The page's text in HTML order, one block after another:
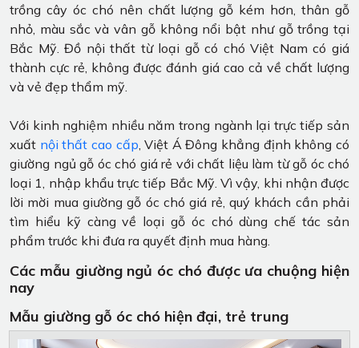
trồng cây óc chó nên chất lượng gỗ kém hơn, thân gỗ
nhỏ, màu sắc và vân gỗ không nổi bật như gỗ trồng tại
Bắc Mỹ. Đồ nội thất từ loại gỗ có chó Việt Nam có giá
thành cực rẻ, không được đánh giá cao cả về chất lượng
và vẻ đẹp thẩm mỹ.
Với kinh nghiệm nhiều năm trong ngành lại trực tiếp sản
xuất nội thất cao cấp, Việt Á Đông khẳng định không có
giường ngủ gỗ óc chó giá rẻ với chất liệu làm từ gỗ óc chó
loại 1, nhập khẩu trực tiếp Bắc Mỹ. Vì vậy, khi nhận được
lời mời mua giường gỗ óc chó giá rẻ, quý khách cần phải
tìm hiểu kỹ càng về loại gỗ óc chó dùng chế tác sản
phẩm trước khi đưa ra quyết định mua hàng.
Các mẫu giường ngủ óc chó được ưa chuộng hiện
nay
Mẫu giường gỗ óc chó hiện đại, trẻ trung